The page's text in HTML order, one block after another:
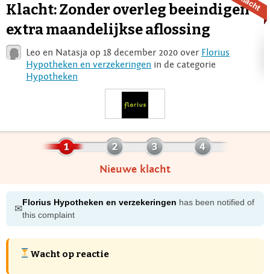
Voor Bedrijven
Login
Klacht: Zonder overleg beeindigen
extra maandelijkse aflossing
Leo en Natasja op 18 december 2020 over Florius
Hypotheken en verzekeringen in de categorie
Hypotheken
Nieuwe klacht
✉
Florius Hypotheken en verzekeringen has been notified of
this complaint
Wacht op reactie